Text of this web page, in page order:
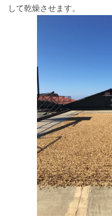
して乾燥させます。